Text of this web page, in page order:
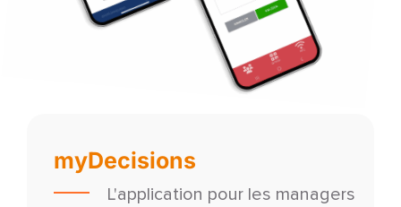
myDecisions
L'application pour les managers